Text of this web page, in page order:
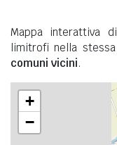
Mappa interattiva
limitrofi nella
comuni vicini.
+
−